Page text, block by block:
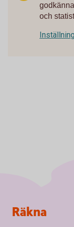
och
Sidfot
Räkna